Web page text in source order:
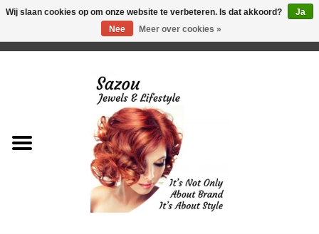
Just for Him
Wij slaan cookies op om onze website te verbeteren. Is dat akkoord?
Ja
Nee
Meer over cookies »